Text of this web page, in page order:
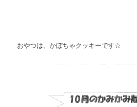
おやつは、かぼちゃクッキーです☆